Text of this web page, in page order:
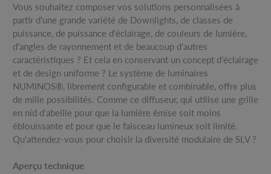
Vous souhaitez composer vos solutions personnalisées à
partir d'une grande variété de Downlights, de classes de
puissance, de puissance d'éclairage, de couleurs de lumière,
d'angles de rayonnement et de beaucoup d'autres
caractéristiques ? Et cela en conservant un concept d'éclairage
et de design uniforme ? Le système de luminaires
NUMINOS®, librement configurable et combinable, offre plus
de mille possibilités. Comme ce diffuseur, qui utilise une grille
en nid d'abeille pour que la lumière émise soit moins
éblouissante et pour que le faisceau lumineux soit limité.
Qu'attendez-vous pour choisir la diversité modulaire de SLV ?
Aperçu technique